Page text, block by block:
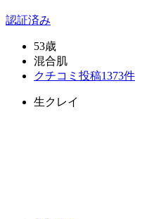
認証済み
53歳
混合肌
クチコミ投稿1373件
生クレイ